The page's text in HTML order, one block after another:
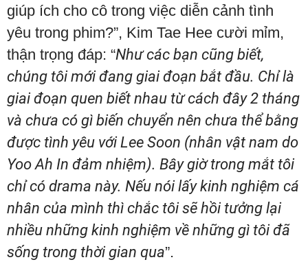
giúp ích cho cô trong việc diễn cảnh tình
yêu trong phim?”, Kim Tae Hee cười mỉm,
thận trọng đáp: “Như các bạn cũng biết,
chúng tôi mới đang giai đoạn bắt đầu. Chỉ là
giai đoạn quen biết nhau từ cách đây 2 tháng
và chưa có gì biến chuyển nên chưa thể bằng
được tình yêu với Lee Soon (nhân vật nam do
Yoo Ah In đảm nhiệm). Bây giờ trong mắt tôi
chỉ có drama này. Nếu nói lấy kinh nghiệm cá
nhân của mình thì chắc tôi sẽ hồi tưởng lại
nhiều những kinh nghiệm về những gì tôi đã
sống trong thời gian qua”.